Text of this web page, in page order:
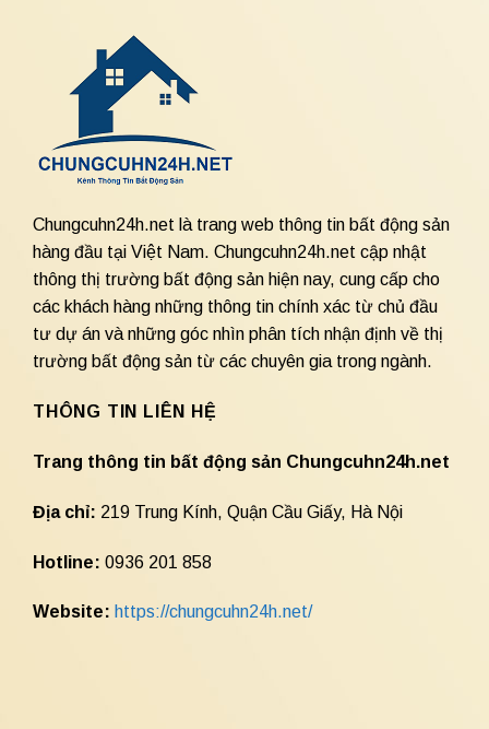
Chungcuhn24h.net là trang web thông tin bất động sản
hàng đầu tại Việt Nam. Chungcuhn24h.net cập nhật
thông thị trường bất động sản hiện nay, cung cấp cho
các khách hàng những thông tin chính xác từ chủ đầu
tư dự án và những góc nhìn phân tích nhận định về thị
trường bất động sản từ các chuyên gia trong ngành.
THÔNG TIN LIÊN HỆ
Trang thông tin bất động sản Chungcuhn24h.net
Địa chỉ: 219 Trung Kính, Quận Cầu Giấy, Hà Nội
Hotline: 0936 201 858
Website: https://chungcuhn24h.net/